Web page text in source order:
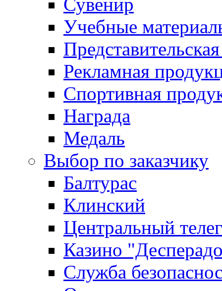
Сувенир
Учебные
Рекламная
Спортивная
Награда
Медаль
Выбор по заказчику
Балтурас
Клинский
Центральный
Казино
Служба